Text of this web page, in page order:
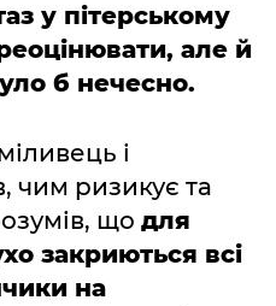
у пітерському
але й
б нечесно.
і
чим ризикує та
що для
закриються всі
на